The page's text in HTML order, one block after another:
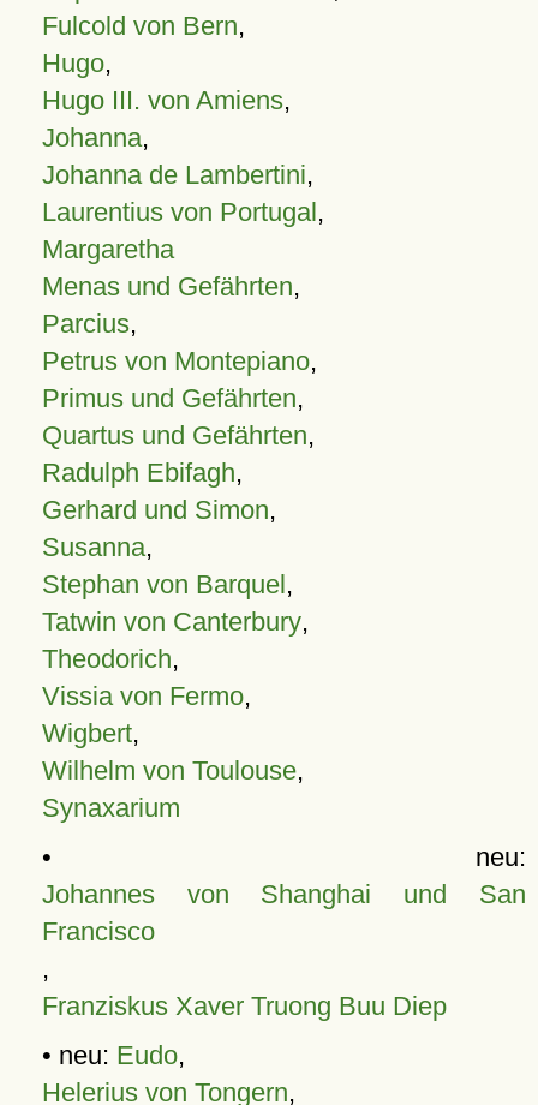
Fulcold von Bern,
Hugo,
Hugo III. von Amiens,
Johanna,
Johanna de Lambertini,
Laurentius von Portugal,
Margaretha
Menas und Gefährten,
Parcius,
Petrus von Montepiano,
Primus und Gefährten,
Quartus und Gefährten,
Radulph Ebifagh,
Gerhard und Simon,
Susanna,
Stephan von Barquel,
Tatwin von Canterbury,
Theodorich,
Vissia von Fermo,
Wigbert,
Wilhelm von Toulouse,
Synaxarium
• neu:
Johannes von Shanghai und San
Francisco
,
Franziskus Xaver Truong Buu Diep
• neu: Eudo,
Helerius von Tongern,